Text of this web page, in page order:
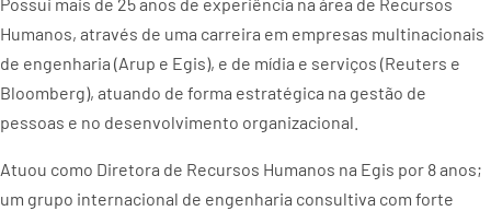
Humanos, através de uma carreira em empresas multinacionais
de engenharia (Arup e Egis), e de mídia e serviços (Reuters e
Bloomberg), atuando de forma estratégica na gestão de
pessoas e no desenvolvimento organizacional.
Atuou como Diretora de Recursos Humanos na Egis por 8 anos;
um grupo internacional de engenharia consultiva com forte